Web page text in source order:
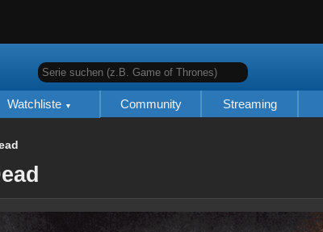
Serie suchen (z.B. Game of Thrones)
Watchliste Community Streaming